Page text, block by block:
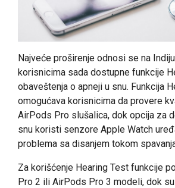
Najveće proširenje odnosi se na
korisnicima sada dostupne funkcije
obaveštenja o apneji u snu. Funkcija
omogućava korisnicima da provere
AirPods Pro slušalica, dok opcija za
snu koristi senzore Apple Watch
problema sa disanjem tokom
Za korišćenje Hearing Test funkcije
Pro 2 ili AirPods Pro 3 modeli, dok